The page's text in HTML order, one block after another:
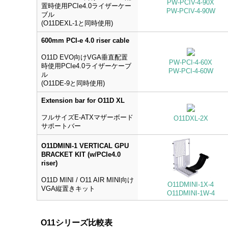
置時使用PCIe4.0ライザーケー
ブル
(O11DEXL-1と同時使用)
PW-PCIV-4-90X
PW-PCIV-4-90W
600mm PCI-e 4.0 riser cable
O11D EVO向けVGA垂直配置
時使用PCIe4.0ライザーケーブ
ル
(O11DE-9と同時使用)
PW-PCI-4-60X
PW-PCI-4-60W
Extension bar for O11D XL
フルサイズE-ATXマザーボード
サポートバー
O11DXL-2X
O11DMINI-1 VERTICAL GPU
BRACKET KIT (w/PCIe4.0
riser)
O11D MINI / O11 AIR MINI向け
VGA縦置きキット
O11DMINI-1X-4
O11DMINI-1W-4
O11シリーズ比較表